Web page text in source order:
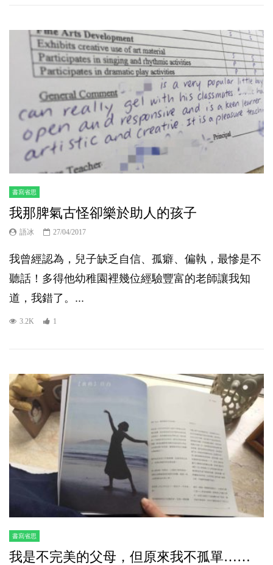
書寫省思
我那脾氣古怪卻樂於助人的孩子
語冰 27/04/2017
我曾經認為，兒子缺乏自信、孤癖、偏執，最慘是不
聽話！多得他幼稚園裡幾位經驗豐富的老師讓我知
道，我錯了。...
3.2K 1
書寫省思
我是不完美的父母，但原來我不孤單……